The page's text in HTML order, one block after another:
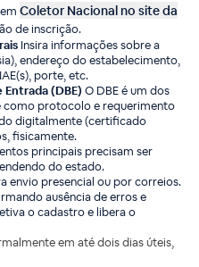
Coletor Nacional no site da
de inscrição.
Insira informações sobre a
endereço do estabelecimento,
porte, etc.
(DBE) O DBE é um dos
como protocolo e requerimento
digitalmente (certificado
fisicamente.
principais precisam ser
do estado.
envio presencial ou por correios.
ausência de erros e
o cadastro e libera o
em até dois dias úteis,